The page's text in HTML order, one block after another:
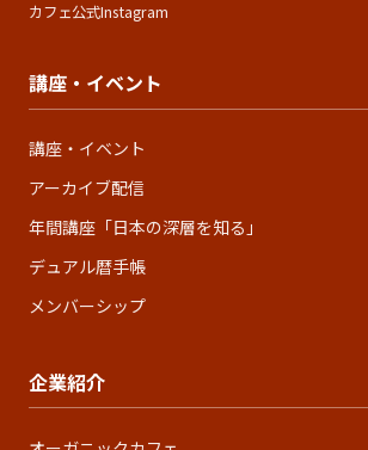
カフェ公式Instagram
講座・イベント
講座・イベント
アーカイブ配信
年間講座「日本の深層を知る」
デュアル暦手帳
メンバーシップ
企業紹介